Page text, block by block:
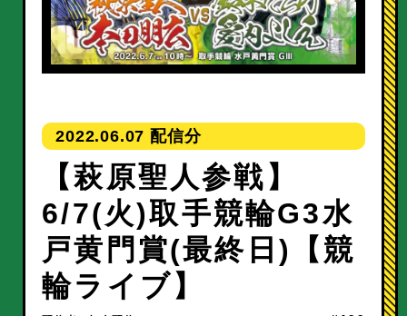
2022.06.07
【萩原聖人参戦】
6/7(火)取手競輪G3水
戸黄門賞(最終日)【競
輪ライブ】